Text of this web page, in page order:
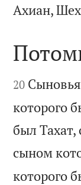
Ахиан,


20
которого
был
сыном
которого